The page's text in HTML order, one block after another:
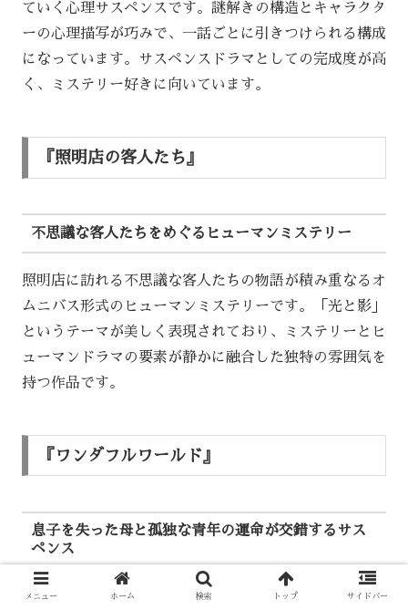
ていく心理サスペンスです。謎解きの構造とキャラクタ
ーの心理描写が巧みで、一話ごとに引きつけられる構成
になっています。サスペンスドラマとしての完成度が高
く、ミステリー好きに向いています。
『照明店の客人たち』
不思議な客人たちをめぐるヒューマンミステリー
照明店に訪れる不思議な客人たちの物語が積み重なるオ
ムニバス形式のヒューマンミステリーです。「光と影」
というテーマが美しく表現されており、ミステリーとヒ
ューマンドラマの要素が静かに融合した独特の雰囲気を
持つ作品です。
『ワンダフルワールド』
息子を失った母と孤独な青年の運命が交錯するサス
ペンス
交通事故で息子を失った母親が、犯人に法的措置だけで
メニュー ホーム 検索 トップ サイドバー